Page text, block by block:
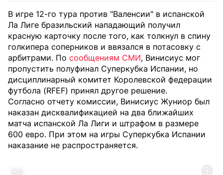
В игре 12-го тура против "Валенсии" в испанской
Ла Лиге бразильский нападающий получил
красную карточку после того, как толкнул в спину
голкипера соперников и ввязался в потасовку с
арбитрами. По сообщениям СМИ, Винисиус мог
пропустить полуфинал Суперкубка Испании, но
дисциплинарный комитет Королевской федерации
футбола (RFEF) принял другое решение.
Согласно отчету комиссии, Винисиус Жуниор был
наказан дисквалификацией на два ближайших
матча испанской Ла Лиги и штрафом в размере
600 евро. При этом на игры Суперкубка Испании
наказание не распространяется.